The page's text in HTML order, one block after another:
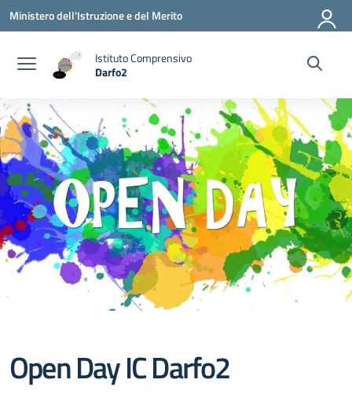
Vai ai contenuti
Vai al menu di navigazione
Vai al footer
Ministero dell'Istruzione e del Merito
Istituto Comprensivo
Darfo2
Open Day IC Darfo2